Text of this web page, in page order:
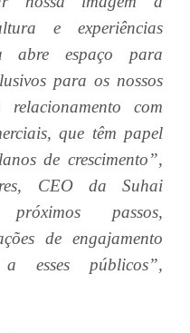
e experiências
abre espaço para
para os nossos
com
que têm papel
de crescimento”,
CEO da Suhai
passos,
de engajamento
a esses públicos”,